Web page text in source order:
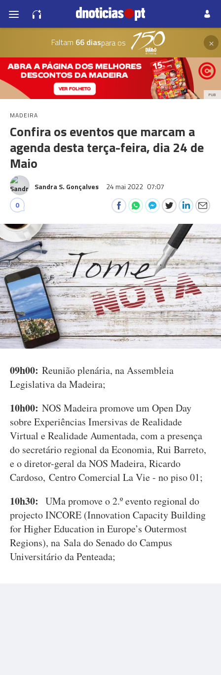
Faltam 66 diaspara os ×
PUB
MADEIRA
Confira os eventos que marcam a
agenda desta terça-feira, dia 24 de
Maio
Sandra S. Gonçalves 24 mai 2022 07:07
0
09h00: Reunião plenária, na Assembleia
Legislativa da Madeira;
10h00: NOS Madeira promove um Open Day
sobre Experiências Imersivas de Realidade
Virtual e Realidade Aumentada, com a presença
do secretário regional da Economia, Rui Barreto,
e o diretor-geral da NOS Madeira, Ricardo
Cardoso, Centro Comercial La Vie - no piso 01;
10h30: UMa promove o 2.º evento regional do
projecto INCORE (Innovation Capacity Building
for Higher Education in Europe’s Outermost
Regions), na Sala do Senado do Campus
Universitário da Penteada;